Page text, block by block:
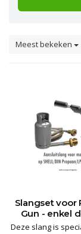
Meest bekeken
Slangset voor
Gun - enkel
Deze slang is